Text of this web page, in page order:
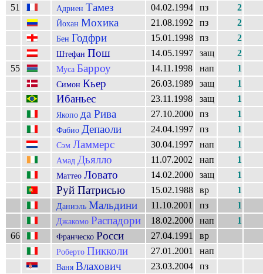
51
Адриен Тамез 04.02.1994 пз 2
Йохан Мохика 21.08.1992 пз 2
Бен Годфри 15.01.1998 пз 2
Штефан Пош 14.05.1997 защ
2
55
Муса Барроу 14.11.1998 нап 1
Симон Кьер 26.03.1989 защ 1
Ибаньес 23.11.1998 защ 1
Якопо да Рива 27.10.2000 пз 1
Фабио Депаоли 24.04.1997 пз 1
Сэм Ламмерс 30.04.1997 нап 1
Амад Дьялло 11.07.2002 нап 1
Маттео Ловато 14.02.2000 защ 1
Руй Патрисью 15.02.1988 вр 1
Даниэль Мальдини 11.10.2001 пз 1
Джакомо Распадори 18.02.2000 нап
1
66
Франческо Росси 27.04.1991 вр
Роберто Пикколи 27.01.2001 нап
Ваня Влахович 23.03.2004 пз